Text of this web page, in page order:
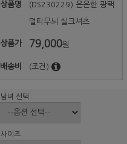
상품명 (DS230229) 은은한 광택
멀티무늬 실크셔츠
상품가 79,000원
배송비 (조건)
남녀 선택
사이즈